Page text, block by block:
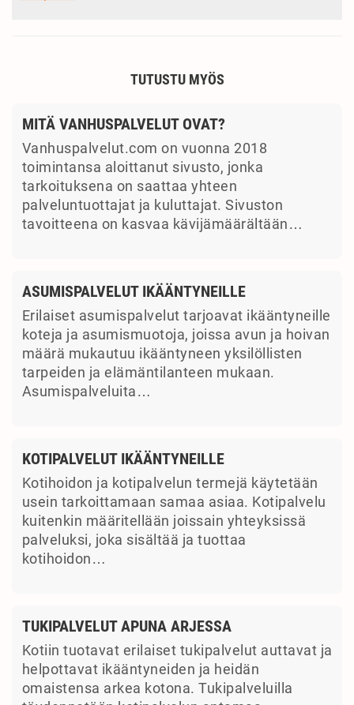
TUTUSTU MYÖS
MITÄ VANHUSPALVELUT OVAT?
Vanhuspalvelut.com on vuonna 2018
toimintansa aloittanut sivusto, jonka
tarkoituksena on saattaa yhteen
palveluntuottajat ja kuluttajat. Sivuston
tavoitteena on kasvaa kävijämäärältään…
ASUMISPALVELUT IKÄÄNTYNEILLE
Erilaiset asumispalvelut tarjoavat ikääntyneille
koteja ja asumismuotoja, joissa avun ja hoivan
määrä mukautuu ikääntyneen yksilöllisten
tarpeiden ja elämäntilanteen mukaan.
Asumispalveluita…
KOTIPALVELUT IKÄÄNTYNEILLE
Kotihoidon ja kotipalvelun termejä käytetään
usein tarkoittamaan samaa asiaa. Kotipalvelu
kuitenkin määritellään joissain yhteyksissä
palveluksi, joka sisältää ja tuottaa
kotihoidon…
TUKIPALVELUT APUNA ARJESSA
Kotiin tuotavat erilaiset tukipalvelut auttavat ja
helpottavat ikääntyneiden ja heidän
omaistensa arkea kotona. Tukipalveluilla